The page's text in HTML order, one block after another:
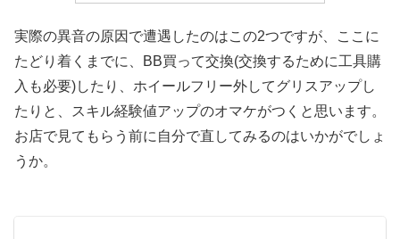
実際の異音の原因で遭遇したのはこの2つですが、ここに
たどり着くまでに、BB買って交換(交換するために工具購
入も必要)したり、ホイールフリー外してグリスアップし
たりと、スキル経験値アップのオマケがつくと思います。
お店で見てもらう前に自分で直してみるのはいかがでしょ
うか。